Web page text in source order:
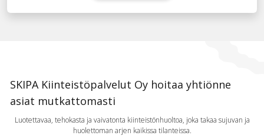
SKIPA Kiinteistöpalvelut Oy hoitaa yhtiönne
asiat mutkattomasti
Luotettavaa, tehokasta ja vaivatonta kiinteistönhuoltoa, joka takaa sujuvan ja
huolettoman arjen kaikissa tilanteissa.